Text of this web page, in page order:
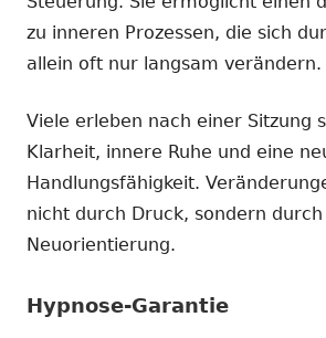
zu inneren Prozessen, die sich
allein oft nur langsam verändern.
Viele erleben nach einer Sitzung
Klarheit, innere Ruhe und eine
Handlungsfähigkeit.
nicht durch Druck, sondern
Neuorientierung.
Hypnose-Garantie